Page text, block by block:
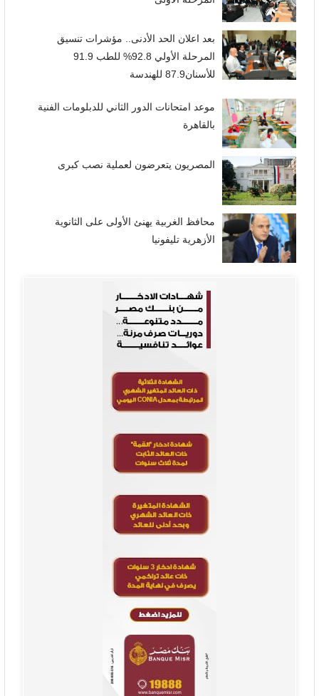
بعد اعلان الحد الأدنى.. مؤشرات تنسيق
المرحلة الأولي 92.8% للطب 91.9
للأسنان87.9 للهندسة
موعد امتحانات الدور الثاني للدبلومات الفنية
بالقاهرة
المصريون يتعرضون لعملية نصب كبرى
محافظ الغربية يهنئ الأولى على الثانوية
الأزهرية تليفونيا